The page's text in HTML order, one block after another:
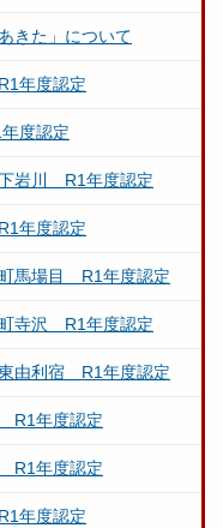
きた」について
年度認定
度認定
岩川 R1年度認定
年度認定
馬場目 R1年度認定
寺沢 R1年度認定
由利宿 R1年度認定
R1年度認定
R1年度認定
年度認定